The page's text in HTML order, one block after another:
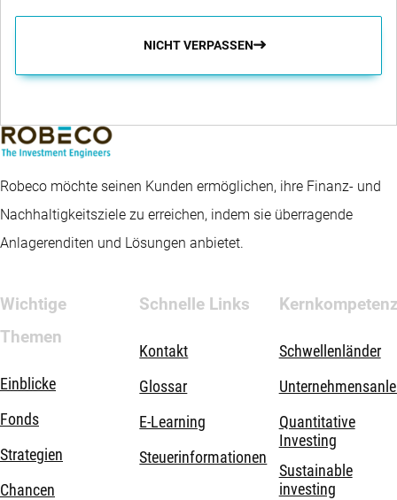
NICHT VERPASSEN
Robeco möchte seinen Kunden ermöglichen, ihre Finanz- und
Nachhaltigkeitsziele zu erreichen, indem sie überragende
Anlagerenditen und Lösungen anbietet.
Wichtige
Themen
Einblicke
Fonds
Strategien
Chancen
Schnelle Links
Kontakt
Glossar
E-Learning
Steuerinformationen
Schwellenländer
Quantitative
Investing
Sustainable
investing